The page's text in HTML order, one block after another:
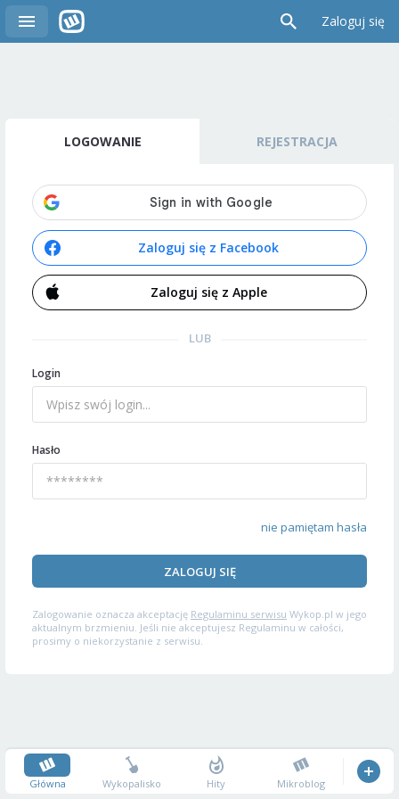
Zaloguj się
LOGOWANIE REJESTRACJA
Zaloguj się z Facebook
Zaloguj się z Apple
LUB
Login
Hasło
nie pamiętam hasła
ZALOGUJ SIĘ
Zalogowanie oznacza akceptację Regulaminu serwisu Wykop.pl w jego
aktualnym brzmieniu. Jeśli nie akceptujesz Regulaminu w całości,
prosimy o niekorzystanie z serwisu.
Główna Wykopalisko Hity Mikroblog